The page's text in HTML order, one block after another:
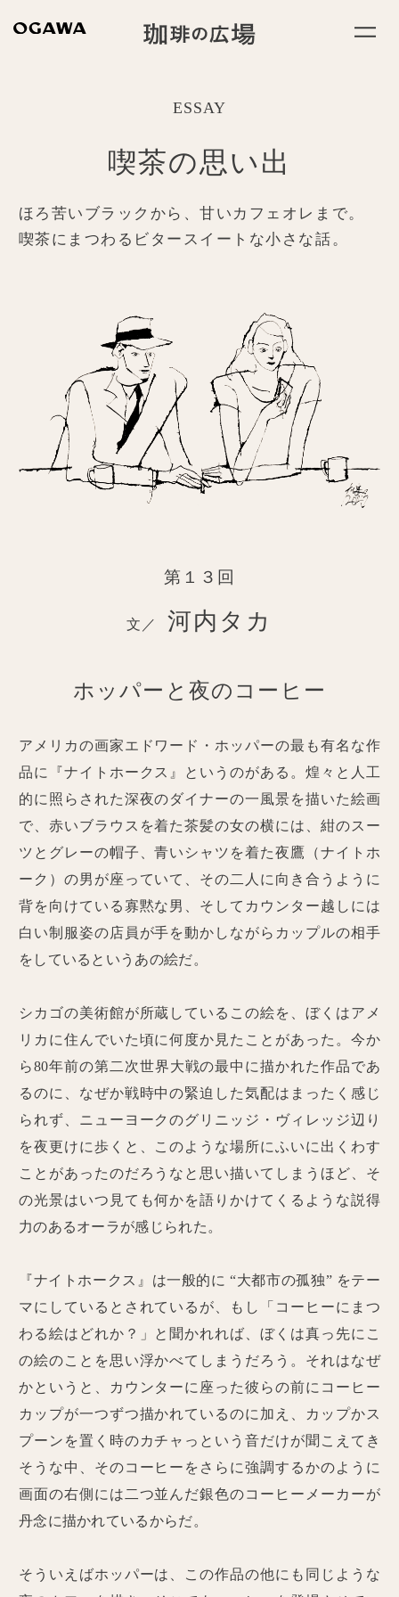
ESSAY
喫茶の思い出
ほろ苦いブラックから、甘いカフェオレまで。
喫茶にまつわるビタースイートな小さな話。
第１３回
文／ 河内タカ
ホッパーと夜のコーヒー
アメリカの画家エドワード・ホッパーの最も有名な作
品に『ナイトホークス』というのがある。煌々と人工
的に照らされた深夜のダイナーの一風景を描いた絵画
で、赤いブラウスを着た茶髪の女の横には、紺のスー
ツとグレーの帽子、青いシャツを着た夜鷹（ナイトホ
ーク）の男が座っていて、その二人に向き合うように
背を向けている寡黙な男、そしてカウンター越しには
白い制服姿の店員が手を動かしながらカップルの相手
をしているというあの絵だ。
シカゴの美術館が所蔵しているこの絵を、ぼくはアメ
リカに住んでいた頃に何度か見たことがあった。今か
ら80年前の第二次世界大戦の最中に描かれた作品であ
るのに、なぜか戦時中の緊迫した気配はまったく感じ
られず、ニューヨークのグリニッジ・ヴィレッジ辺り
を夜更けに歩くと、このような場所にふいに出くわす
ことがあったのだろうなと思い描いてしまうほど、そ
の光景はいつ見ても何かを語りかけてくるような説得
力のあるオーラが感じられた。
『ナイトホークス』は一般的に “大都市の孤独” をテー
マにしているとされているが、もし「コーヒーにまつ
わる絵はどれか？」と聞かれれば、ぼくは真っ先にこ
の絵のことを思い浮かべてしまうだろう。それはなぜ
かというと、カウンターに座った彼らの前にコーヒー
カップが一つずつ描かれているのに加え、カップかス
プーンを置く時のカチャっという音だけが聞こえてき
そうな中、そのコーヒーをさらに強調するかのように
画面の右側には二つ並んだ銀色のコーヒーメーカーが
丹念に描かれているからだ。
そういえばホッパーは、この作品の他にも同じような